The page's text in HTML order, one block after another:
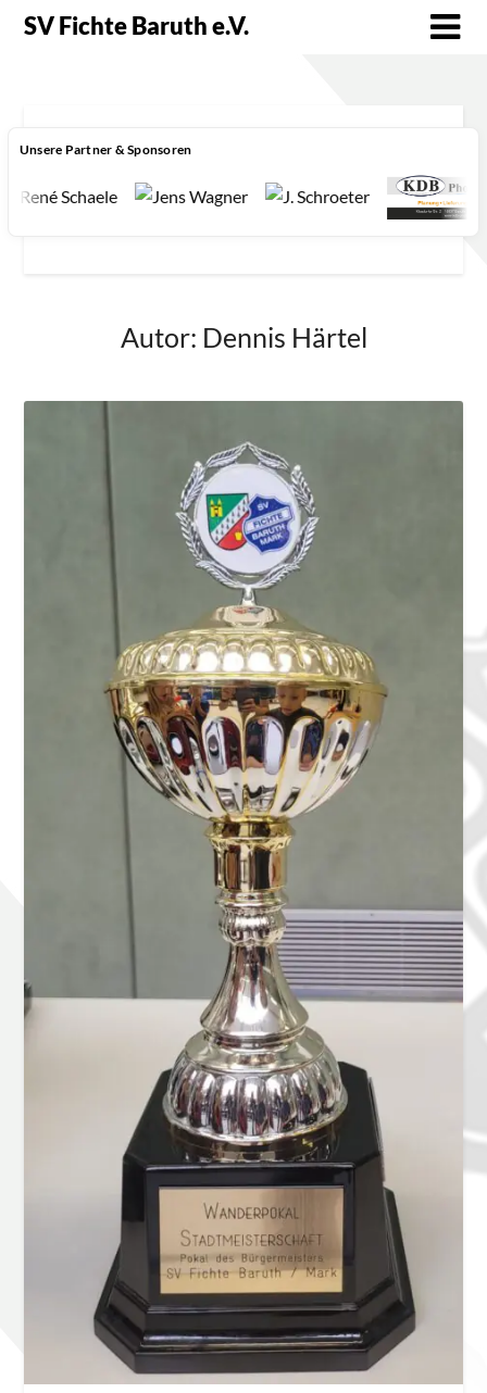
SV Fichte Baruth e.V.
Unsere Partner & Sponsoren
Autor: Dennis Härtel